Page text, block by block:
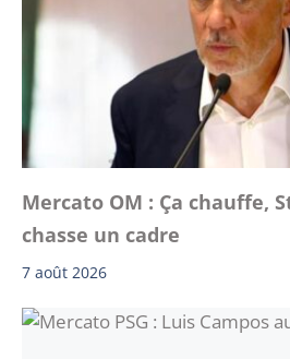
Mercato OM : Ça chauffe,
chasse un cadre
7 août 2026